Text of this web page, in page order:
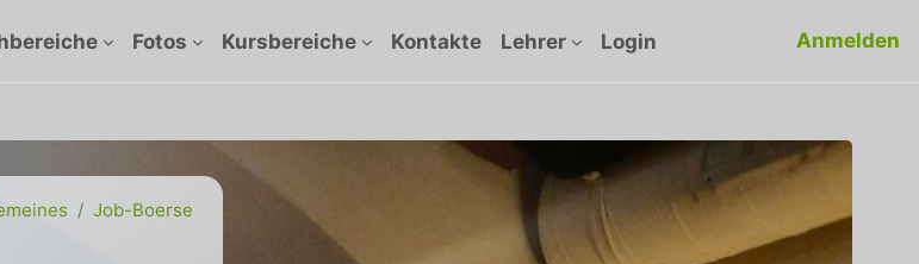
Fotos Kursbereiche Kontakte Lehrer Login Anmelden
Job-Boerse